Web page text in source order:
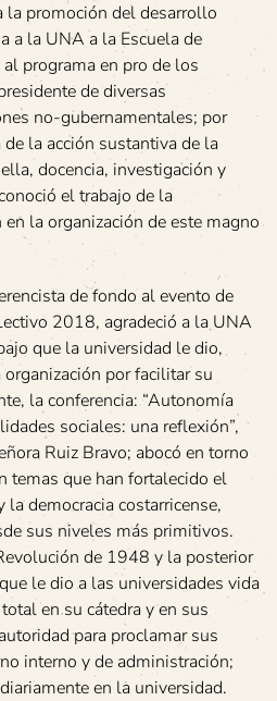
la promoción del desarrollo
a la UNA a la Escuela de
programa en pro de los
de diversas
no-gubernamentales; por
la acción sustantiva de la
docencia, investigación y
el trabajo de la
la organización de este magno
de fondo al evento de
2018, agradeció a la UNA
que la universidad le dio,
por facilitar su
la conferencia: “Autonomía
sociales: una reflexión”,
Ruiz Bravo; abocó en torno
temas que han fortalecido el
democracia costarricense,
sus niveles más primitivos.
de 1948 y la posterior
le dio a las universidades vida
en su cátedra y en sus
para proclamar sus
interno y de administración;
en la universidad.